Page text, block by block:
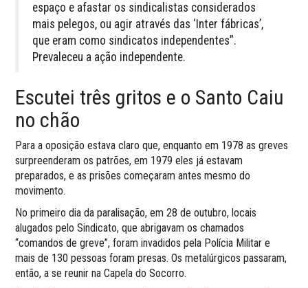
espaço e afastar os sindicalistas considerados
mais pelegos, ou agir através das ‘Inter fábricas’,
que eram como sindicatos independentes”.
Prevaleceu a ação independente.
Escutei três gritos e o Santo Caiu
no chão
Para a oposição estava claro que, enquanto em 1978 as greves
surpreenderam os patrões, em 1979 eles já estavam
preparados, e as prisões começaram antes mesmo do
movimento.
No primeiro dia da paralisação, em 28 de outubro, locais
alugados pelo Sindicato, que abrigavam os chamados
“comandos de greve”, foram invadidos pela Polícia Militar e
mais de 130 pessoas foram presas. Os metalúrgicos passaram,
então, a se reunir na Capela do Socorro.